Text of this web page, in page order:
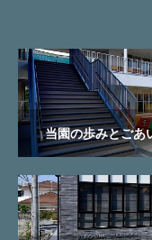
当園の歩みとごあ